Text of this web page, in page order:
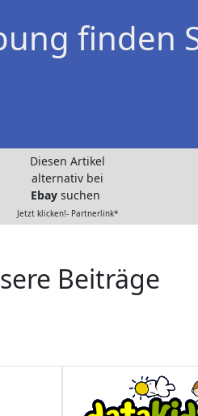
finden
Diesen Artikel
alternativ bei
Ebay suchen
Jetzt klicken!- Partnerlink*
Beiträge